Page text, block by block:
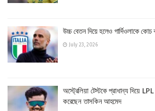
উচ্চ বেতন দিয়ে হলেও গার্দিওলাকে
July 23, 2026
অস্ট্রেলিয়া টেস্টকে প্রাধান্য দিয়ে
করেছেন তাসকিন আহমেদ